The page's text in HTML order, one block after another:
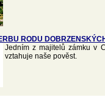
RODU
Jedním z majitelů zámku v
vztahuje naše pověst.